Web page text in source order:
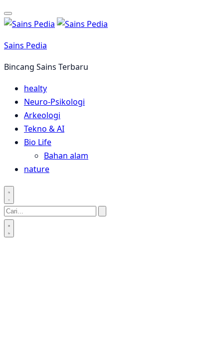
Langsung
ke
Sains Pedia
Bincang Sains Terbaru
healty
Neuro-Psikologi
Arkeologi
Tekno & AI
Bio Life
Bahan alam
nature